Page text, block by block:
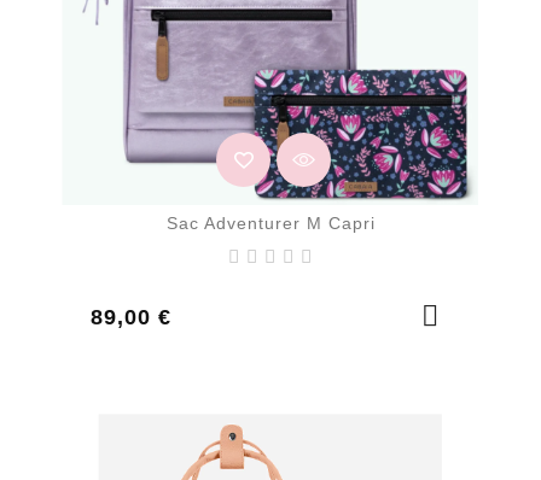
Sac Adventurer M Capri
89,00 €
Prix